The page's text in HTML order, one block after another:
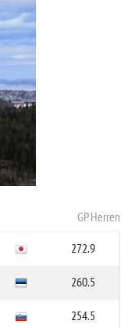
GP Herren
272.9
260.5
254.5